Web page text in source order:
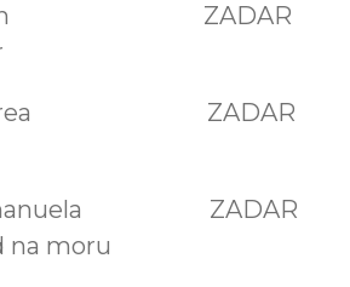
Antun
ZADAR
Andrea ZADAR
Emanuela
ZADAR
na moru